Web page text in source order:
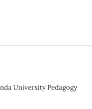
University Pedagogy